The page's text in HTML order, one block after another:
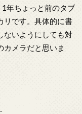
年ちょっと前のタブ
リです。具体的に書
ないようにしても対
カメラだと思いま